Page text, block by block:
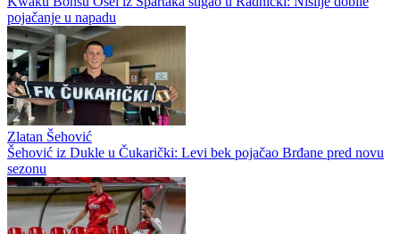
pojačanje u napadu
Zlatan Šehović
Šehović iz Dukle u Čukarički: Levi bek pojačao Brđane pred novu
sezonu